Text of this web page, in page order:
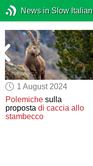
News in Slow Italian
1 August 2024
Polemiche sulla
propostadi caccia allo
stambecco